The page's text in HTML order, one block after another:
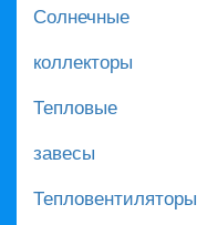
Солнечные
коллекторы
Тепловые
завесы
Тепловентиляторы